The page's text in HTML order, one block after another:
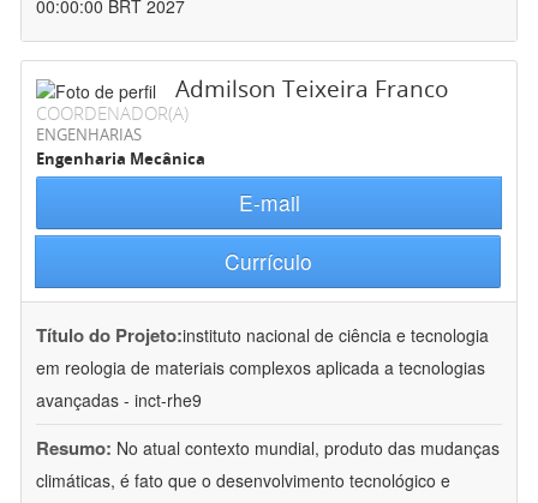
00:00:00 BRT 2027
Admilson Teixeira Franco
COORDENADOR(A)
ENGENHARIAS
Engenharia Mecânica
E-mail
Currículo
Título do Projeto:instituto nacional de ciência e tecnologia
em reologia de materiais complexos aplicada a tecnologias
avançadas - inct-rhe9
Resumo: No atual contexto mundial, produto das mudanças
climáticas, é fato que o desenvolvimento tecnológico e